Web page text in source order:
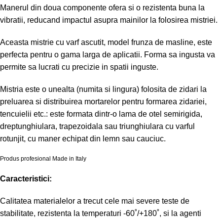
Manerul din doua componente ofera si o rezistenta buna la
vibratii, reducand impactul asupra mainilor la folosirea mistriei.
Aceasta mistrie cu varf ascutit, model frunza de masline, este
perfecta pentru o gama larga de aplicatii. Forma sa ingusta va
permite sa lucrati cu precizie in spatii inguste.
Mistria este o unealta (numita si lingura) folosita de zidari la
preluarea si distribuirea mortarelor pentru formarea zidariei,
tencuielii etc.: este formata dintr-o lama de otel semirigida,
dreptunghiulara, trapezoidala sau triunghiulara cu varful
rotunjit, cu maner echipat din lemn sau cauciuc.
Produs profesional Made in Italy
Caracteristici:
Calitatea materialelor a trecut cele mai severe teste de
stabilitate, rezistenta la temperaturi -60˚/+180˚, si la agenti